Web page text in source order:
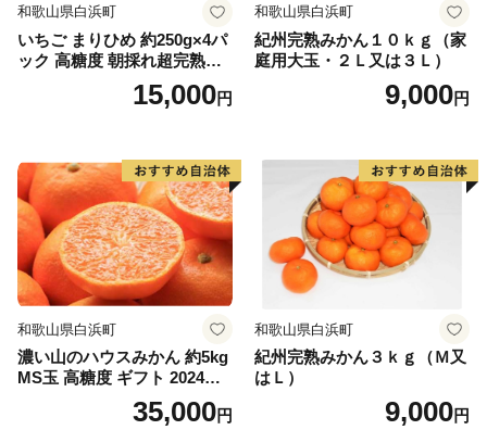
和歌山県白浜町
いちご まりひめ 約250g×4パ
ック 高糖度 朝採れ超完熟ま
りひめ 1月以降発送分
15,000円
和歌山県白浜町
紀州完熟みかん１０ｋｇ（家
庭用大玉・２Ｌ又は３Ｌ）
9,000円
和歌山県白浜町
濃い山のハウスみかん 約5kg
MS玉 高糖度 ギフト 2024年7
35,000円
和歌山県白浜町
紀州完熟みかん３ｋｇ（Ｍ又
はＬ）
9,000円